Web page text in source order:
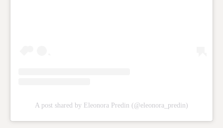
A post shared by Eleonora Predin (@eleonora_predin)